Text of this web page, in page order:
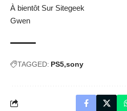
À bientôt Sur Sitegeek
Gwen
TAGGED: PS5 sony